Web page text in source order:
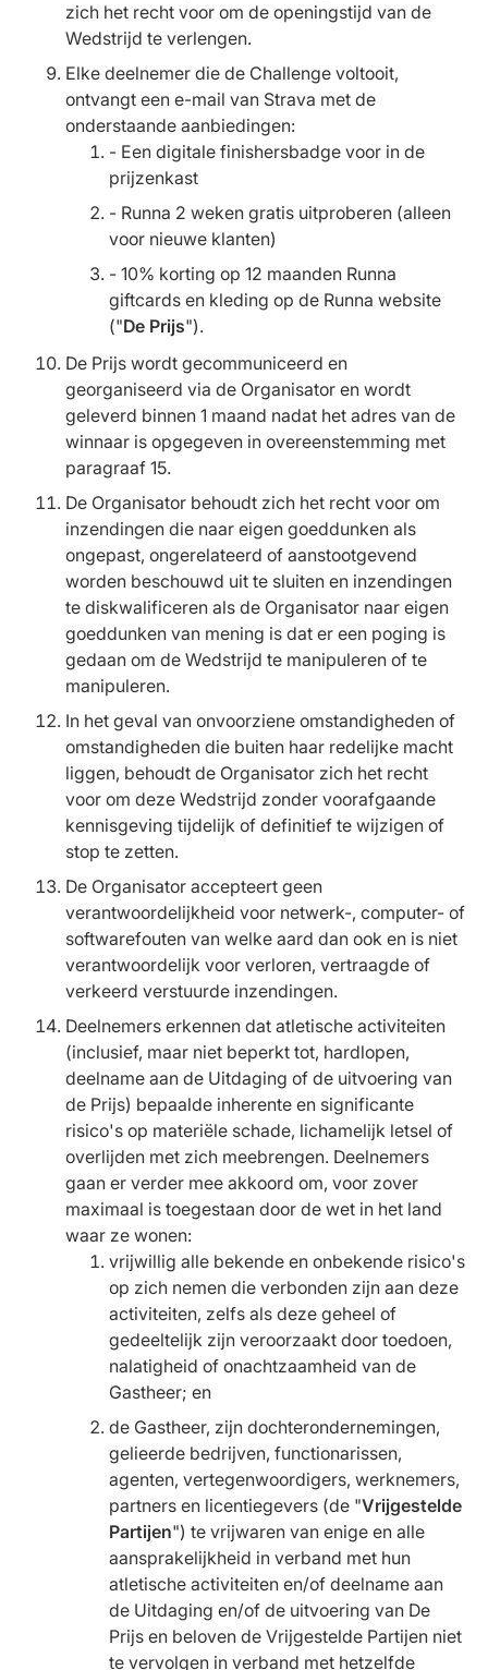
zich het recht voor om de openingstijd van de
Wedstrijd te verlengen.
Elke deelnemer die de Challenge voltooit,
ontvangt een e-mail van Strava met de
onderstaande aanbiedingen:
- Een digitale finishersbadge voor in de
prijzenkast
- Runna 2 weken gratis uitproberen (alleen
voor nieuwe klanten)
- 10% korting op 12 maanden Runna
giftcards en kleding op de Runna website
("De Prijs").
De Prijs wordt gecommuniceerd en
georganiseerd via de Organisator en wordt
geleverd binnen 1 maand nadat het adres van de
winnaar is opgegeven in overeenstemming met
paragraaf 15.
De Organisator behoudt zich het recht voor om
inzendingen die naar eigen goeddunken als
ongepast, ongerelateerd of aanstootgevend
worden beschouwd uit te sluiten en inzendingen
te diskwalificeren als de Organisator naar eigen
goeddunken van mening is dat er een poging is
gedaan om de Wedstrijd te manipuleren of te
manipuleren.
In het geval van onvoorziene omstandigheden of
omstandigheden die buiten haar redelijke macht
liggen, behoudt de Organisator zich het recht
voor om deze Wedstrijd zonder voorafgaande
kennisgeving tijdelijk of definitief te wijzigen of
stop te zetten.
De Organisator accepteert geen
verantwoordelijkheid voor netwerk-, computer- of
softwarefouten van welke aard dan ook en is niet
verantwoordelijk voor verloren, vertraagde of
verkeerd verstuurde inzendingen.
Deelnemers erkennen dat atletische activiteiten
(inclusief, maar niet beperkt tot, hardlopen,
deelname aan de Uitdaging of de uitvoering van
de Prijs) bepaalde inherente en significante
risico's op materiële schade, lichamelijk letsel of
overlijden met zich meebrengen. Deelnemers
gaan er verder mee akkoord om, voor zover
maximaal is toegestaan door de wet in het land
waar ze wonen:
vrijwillig alle bekende en onbekende risico's
op zich nemen die verbonden zijn aan deze
activiteiten, zelfs als deze geheel of
gedeeltelijk zijn veroorzaakt door toedoen,
nalatigheid of onachtzaamheid van de
Gastheer; en
de Gastheer, zijn dochterondernemingen,
gelieerde bedrijven, functionarissen,
agenten, vertegenwoordigers, werknemers,
partners en licentiegevers (de "Vrijgestelde
Partijen") te vrijwaren van enige en alle
aansprakelijkheid in verband met hun
atletische activiteiten en/of deelname aan
de Uitdaging en/of de uitvoering van De
Prijs en beloven de Vrijgestelde Partijen niet
te vervolgen in verband met hetzelfde